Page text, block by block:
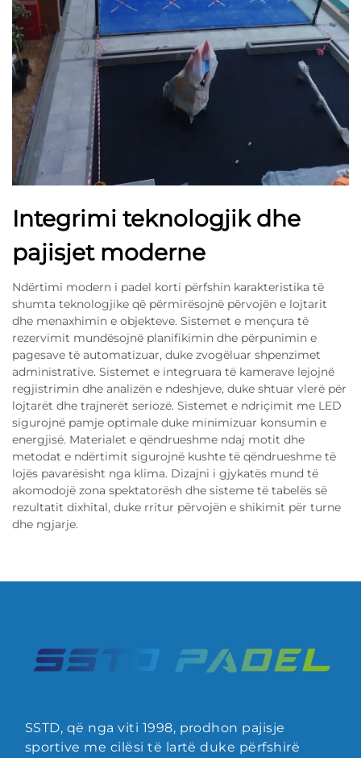
Integrimi teknologjik dhe
pajisjet moderne
Ndërtimi modern i padel korti përfshin karakteristika të
shumta teknologjike që përmirësojnë përvojën e lojtarit
dhe menaxhimin e objekteve. Sistemet e mençura të
rezervimit mundësojnë planifikimin dhe përpunimin e
pagesave të automatizuar, duke zvogëluar shpenzimet
administrative. Sistemet e integruara të kamerave lejojnë
regjistrimin dhe analizën e ndeshjeve, duke shtuar vlerë për
lojtarët dhe trajnerët seriozë. Sistemet e ndriçimit me LED
sigurojnë pamje optimale duke minimizuar konsumin e
energjisë. Materialet e qëndrueshme ndaj motit dhe
metodat e ndërtimit sigurojnë kushte të qëndrueshme të
lojës pavarësisht nga klima. Dizajni i gjykatës mund të
akomodojë zona spektatorësh dhe sisteme të tabelës së
rezultatit dixhital, duke rritur përvojën e shikimit për turne
dhe ngjarje.
SSTD, që nga viti 1998, prodhon pajisje
sportive me cilësi të lartë duke përfshirë